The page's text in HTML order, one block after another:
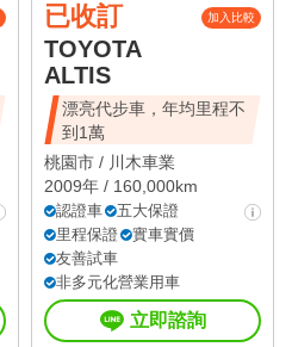
已收訂 加入比較
TOYOTA
ALTIS
漂亮代步車，年均里程不
到1萬
桃園市 / 川木車業
2009年 / 160,000km
認證車
五大保證
里程保證
實車實價
友善試車
非多元化營業用車
立即諮詢